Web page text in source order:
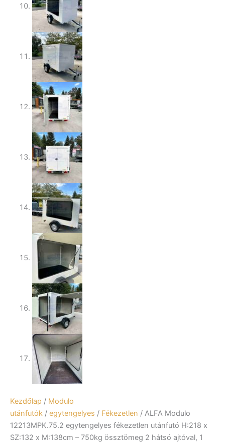
Kezdőlap / Modulo
utánfutók / egytengelyes / Fékezetlen / ALFA Modulo
12213MPK.75.2 egytengelyes fékezetlen utánfutó H:218 x
SZ:132 x M:138cm – 750kg össztömeg 2 hátsó ajtóval, 1